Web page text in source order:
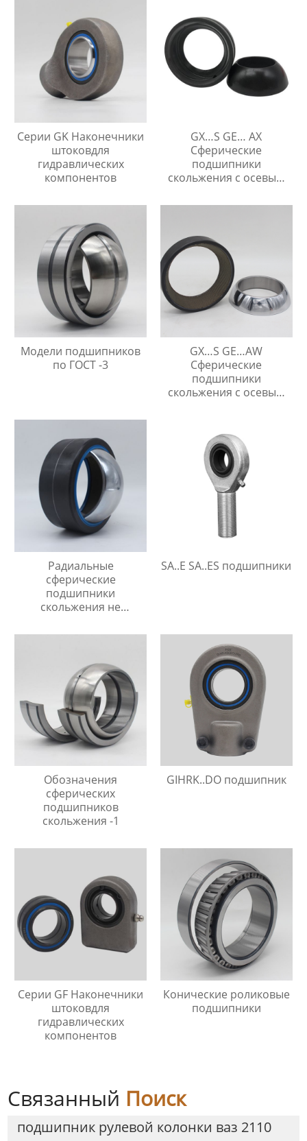
Серии GK Наконечники
штоковдля
гидравлических
компонентов
GX…S GE… AX
Сферические
подшипники
скольжения с осевым
Модели подшипников
по ГОСТ -3
GX…S GE…AW
Сферические
подшипники
скольжения с осевым
Радиальные
сферические
подшипники
скольжения не
технического
SA..E SA..ES подшипники
Обозначения
сферических
подшипников
скольжения -1
GIHRK..DO подшипник
Серии GF Наконечники
штоковдля
гидравлических
компонентов
Конические роликовые
подшипники
Связанный Поиск
подшипник рулевой колонки ваз 2110